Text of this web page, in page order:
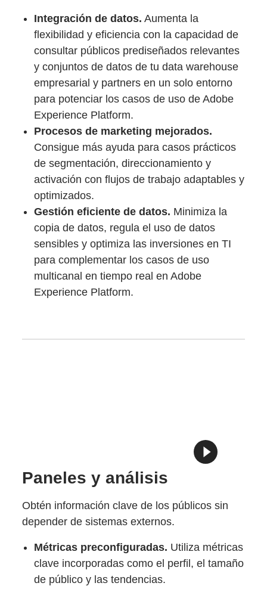
Integración de datos. Aumenta la
flexibilidad y eficiencia con la capacidad de
consultar públicos prediseñados relevantes
y conjuntos de datos de tu data warehouse
empresarial y partners en un solo entorno
para potenciar los casos de uso de Adobe
Experience Platform.
Procesos de marketing mejorados.
Consigue más ayuda para casos prácticos
de segmentación, direccionamiento y
activación con flujos de trabajo adaptables y
optimizados.
Gestión eficiente de datos. Minimiza la
copia de datos, regula el uso de datos
sensibles y optimiza las inversiones en TI
para complementar los casos de uso
multicanal en tiempo real en Adobe
Experience Platform.
Paneles y análisis
Obtén información clave de los públicos sin
depender de sistemas externos.
Métricas preconfiguradas. Utiliza métricas
clave incorporadas como el perfil, el tamaño
de público y las tendencias.